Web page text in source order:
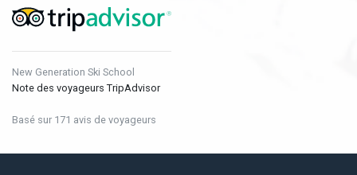
New Generation Ski School
Note des voyageurs TripAdvisor
Basé sur 171 avis de voyageurs